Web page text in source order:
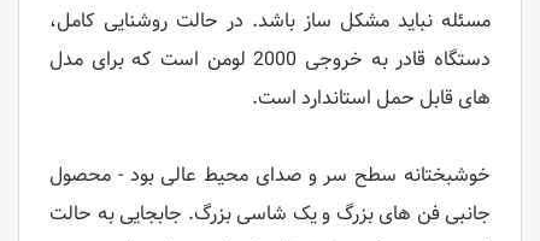
مسئله نباید مشکل ساز باشد. در حالت روشنایی کامل،
دستگاه قادر به خروجی 2000 لومن است که برای مدل
های قابل حمل استاندارد است.
خوشبختانه سطح سر و صدای محیط عالی بود - محصول
جانبی فن های بزرگ و یک شاسی بزرگ. جابجایی به حالت